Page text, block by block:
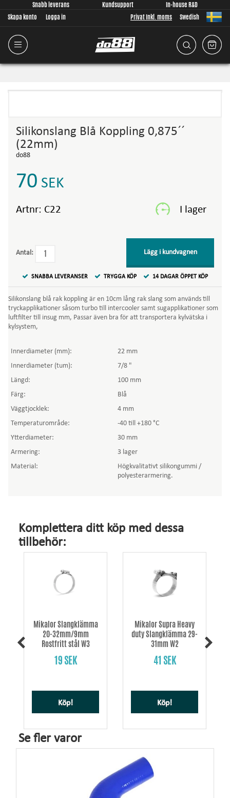
Snabb leverans Kundsupport
In-house R&D
Skapa konto
Logga in Privat Inkl. moms Swedish
Silikonslang Blå Koppling 0,875´´
(22mm)
do88
70 SEK
Artnr: C22
Antal: Lägg i kundvagnen
SNABBA LEVERANSER TRYGGA KÖP 14 DAGAR ÖPPET KÖP
Silikonslang blå rak koppling är en 10cm lång rak slang som används till
tryckapplikationer såsom turbo till intercooler samt sugapplikationer som
luftfilter till insug mm, Passar även bra för att transportera kylvätska i
kylsystem,
Innerdiameter (mm):
22 mm
Innerdiameter (tum):
7/8 "
Längd:
100 mm
Färg:
Blå
Väggtjocklek:
4 mm
Temperaturområde:
-40 till +180 °C
Ytterdiameter:
30 mm
Armering:
3 lager
Material:
Högkvalitativt silikongummi /
polyesterarmering.
Komplettera ditt köp med dessa
tillbehör:
Mikalor Slangklämma
20-32mm/9mm
Rostfritt stål W3
19 SEK
Köp!
Mikalor Supra Heavy
duty Slangklämma 29-
31mm W2
41 SEK
Köp!
Se fler varor